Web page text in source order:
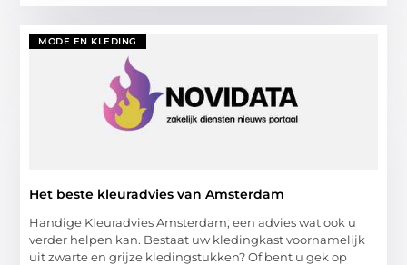
MODE EN KLEDING
Het beste kleuradvies van Amsterdam
Handige Kleuradvies Amsterdam; een advies wat ook u
verder helpen kan. Bestaat uw kledingkast voornamelijk
uit zwarte en grijze kledingstukken? Of bent u gek op